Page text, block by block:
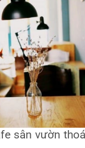
sân vườn